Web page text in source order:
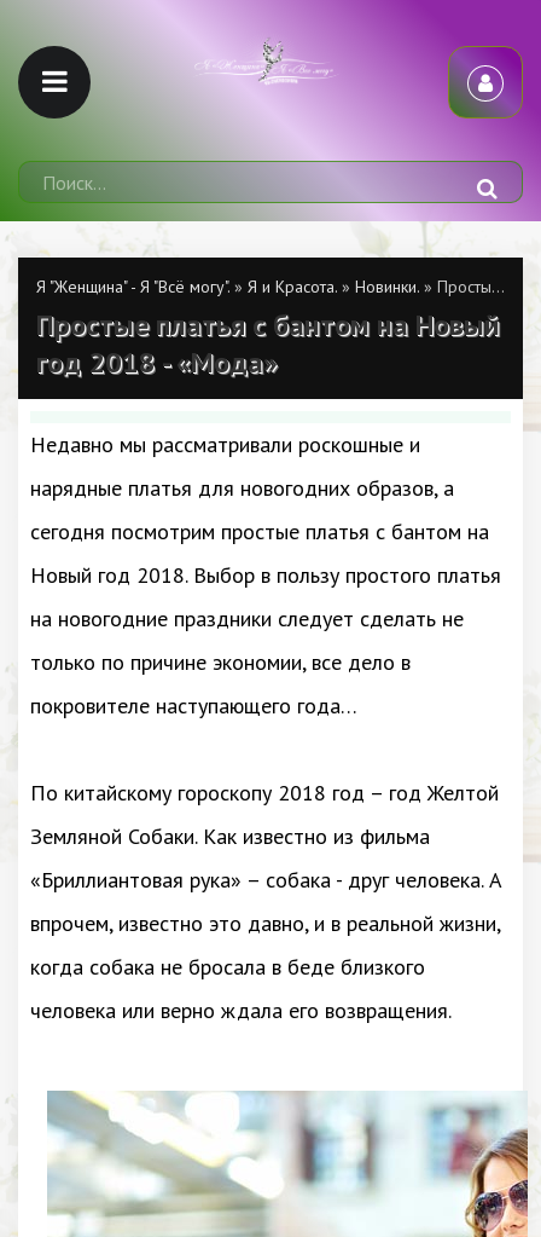
Я "Женщина" - Я "Всё могу". » Я и Красота. » Новинки. » Простые платья с бантом на Новый год 2018 - «Мода»
Простые платья с бантом на Новый
год 2018 - «Мода»
Недавно мы рассматривали роскошные и
нарядные платья для новогодних образов, а
сегодня посмотрим простые платья с бантом на
Новый год 2018. Выбор в пользу простого платья
на новогодние праздники следует сделать не
только по причине экономии, все дело в
покровителе наступающего года…
По китайскому гороскопу 2018 год – год Желтой
Земляной Собаки. Как известно из фильма
«Бриллиантовая рука» – собака - друг человека. А
впрочем, известно это давно, и в реальной жизни,
когда собака не бросала в беде близкого
человека или верно ждала его возвращения.